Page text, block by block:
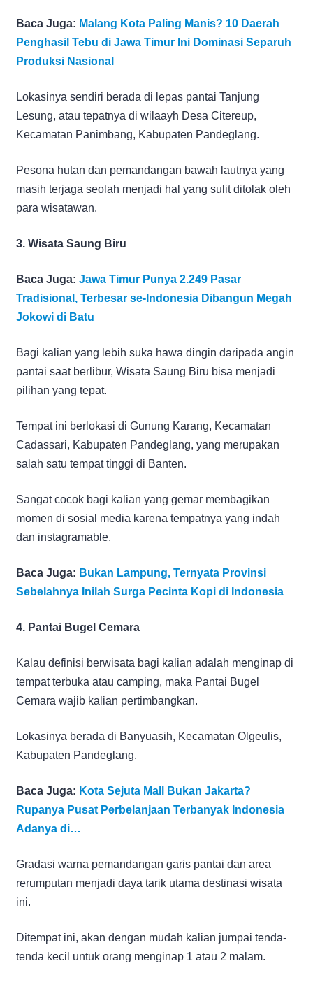
Baca Juga: Malang Kota Paling Manis? 10 Daerah
Penghasil Tebu di Jawa Timur Ini Dominasi Separuh
Produksi Nasional
Lokasinya sendiri berada di lepas pantai Tanjung
Lesung, atau tepatnya di wilaayh Desa Citereup,
Kecamatan Panimbang, Kabupaten Pandeglang.
Pesona hutan dan pemandangan bawah lautnya yang
masih terjaga seolah menjadi hal yang sulit ditolak oleh
para wisatawan.
3. Wisata Saung Biru
Baca Juga: Jawa Timur Punya 2.249 Pasar
Tradisional, Terbesar se-Indonesia Dibangun Megah
Jokowi di Batu
Bagi kalian yang lebih suka hawa dingin daripada angin
pantai saat berlibur, Wisata Saung Biru bisa menjadi
pilihan yang tepat.
Tempat ini berlokasi di Gunung Karang, Kecamatan
Cadassari, Kabupaten Pandeglang, yang merupakan
salah satu tempat tinggi di Banten.
Sangat cocok bagi kalian yang gemar membagikan
momen di sosial media karena tempatnya yang indah
dan instagramable.
Baca Juga: Bukan Lampung, Ternyata Provinsi
Sebelahnya Inilah Surga Pecinta Kopi di Indonesia
4. Pantai Bugel Cemara
Kalau definisi berwisata bagi kalian adalah menginap di
tempat terbuka atau camping, maka Pantai Bugel
Cemara wajib kalian pertimbangkan.
Lokasinya berada di Banyuasih, Kecamatan Olgeulis,
Kabupaten Pandeglang.
Baca Juga: Kota Sejuta Mall Bukan Jakarta?
Rupanya Pusat Perbelanjaan Terbanyak Indonesia
Adanya di…
Gradasi warna pemandangan garis pantai dan area
rerumputan menjadi daya tarik utama destinasi wisata
ini.
Ditempat ini, akan dengan mudah kalian jumpai tenda-
tenda kecil untuk orang menginap 1 atau 2 malam.